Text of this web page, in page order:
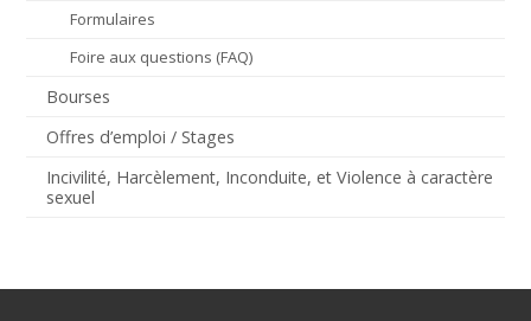
Formulaires
Foire aux questions (FAQ)
Bourses
Offres d’emploi / Stages
Incivilité, Harcèlement, Inconduite, et Violence à caractère
sexuel